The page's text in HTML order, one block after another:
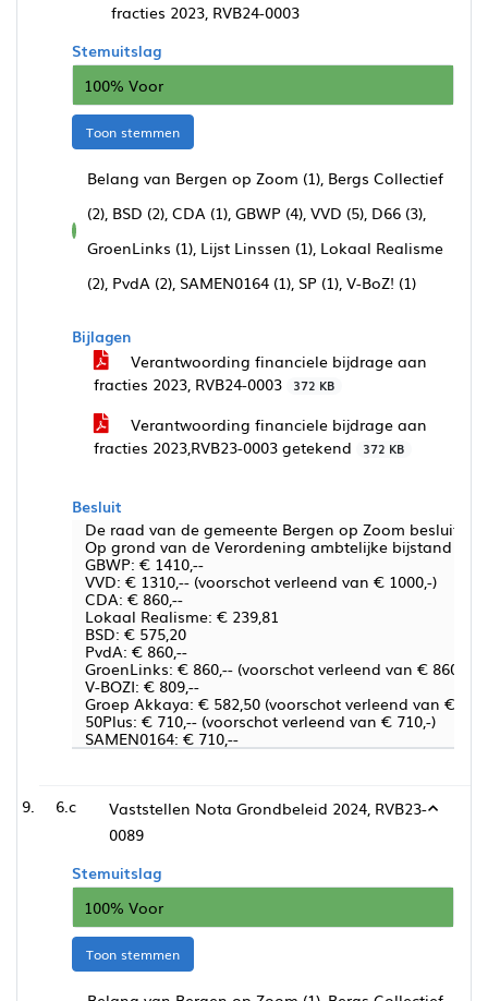
fracties 2023, RVB24-0003
Stemuitslag
100% Voor
Toon stemmen
voor
Belang van Bergen op Zoom (1), Bergs Collectief
(2), BSD (2), CDA (1), GBWP (4), VVD (5), D66 (3),
GroenLinks (1), Lijst Linssen (1), Lokaal Realisme
(2), PvdA (2), SAMEN0164 (1), SP (1), V-BoZ! (1)
Bijlagen
Verantwoording financiele bijdrage aan
fracties 2023, RVB24-0003
372 KB
Verantwoording financiele bijdrage aan
fracties 2023,RVB23-0003 getekend
372 KB
Besluit
De raad van de gemeente Bergen op Zoom besluit:
Op grond van de Verordening ambtelijke bijstand
GBWP: € 1410,--
VVD: € 1310,-- (voorschot verleend van € 1000,-)
CDA: € 860,--
Lokaal Realisme: € 239,81
BSD: € 575,20
PvdA: € 860,--
GroenLinks: € 860,-- (voorschot verleend van € 860,--)
V-BOZI: € 809,--
Groep Akkaya: € 582,50 (voorschot verleend van €
50Plus: € 710,-- (voorschot verleend van € 710,-)
SAMEN0164: € 710,--
6.c
Vaststellen Nota Grondbeleid 2024, RVB23-
0089
Stemuitslag
100% Voor
Toon stemmen